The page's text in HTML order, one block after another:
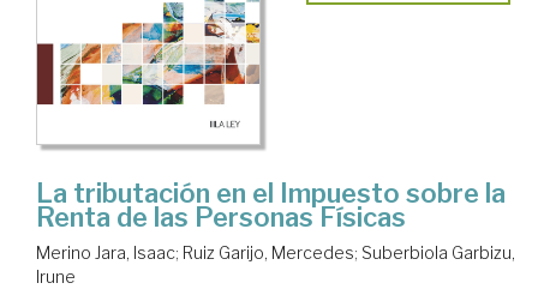
La tributación en el Impuesto sobre la
Renta de las Personas Físicas
Merino Jara, Isaac; Ruiz Garijo, Mercedes; Suberbiola Garbizu,
Irune